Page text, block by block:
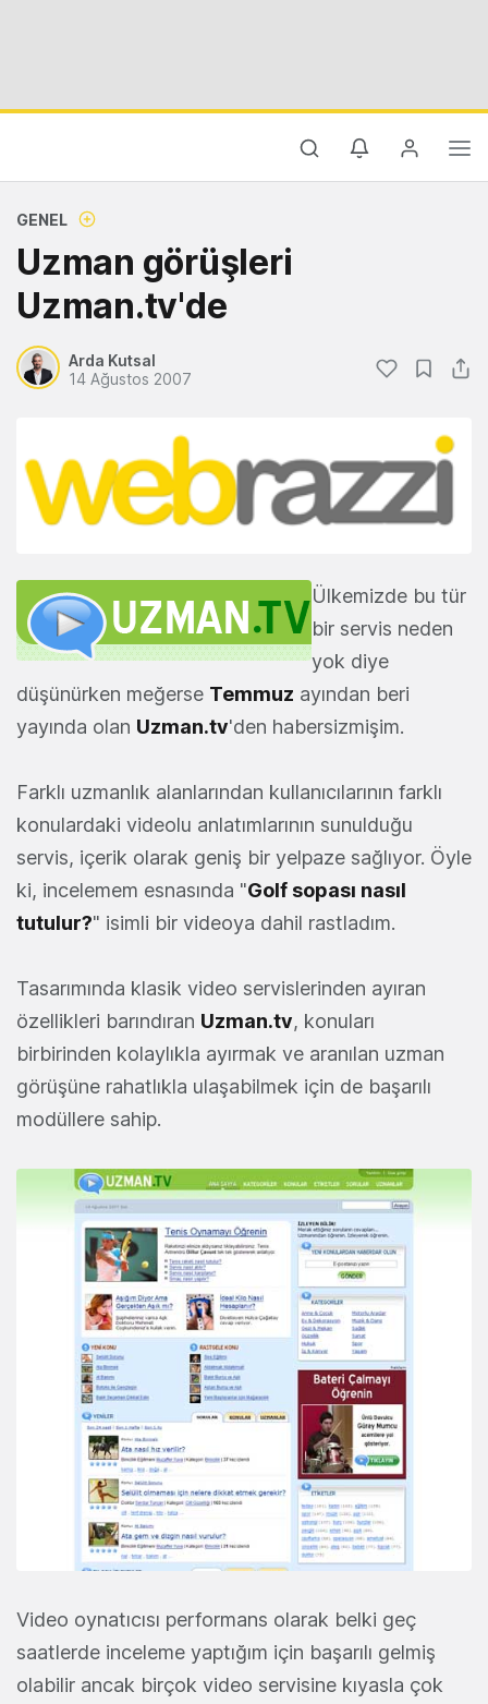
GENEL
Uzman görüşleri
Uzman.tv'de
Arda Kutsal
14 Ağustos 2007
Ülkemizde bu tür
bir servis neden
yok diye
düşünürken meğerse Temmuz ayından beri
yayında olan Uzman.tv'den habersizmişim.
Farklı uzmanlık alanlarından kullanıcılarının farklı
konulardaki videolu anlatımlarının sunulduğu
servis, içerik olarak geniş bir yelpaze sağlıyor. Öyle
ki, incelemem esnasında "Golf sopası nasıl
tutulur?" isimli bir videoya dahil rastladım.
Tasarımında klasik video servislerinden ayıran
özellikleri barındıran Uzman.tv, konuları
birbirinden kolaylıkla ayırmak ve aranılan uzman
görüşüne rahatlıkla ulaşabilmek için de başarılı
modüllere sahip.
Video oynatıcısı performans olarak belki geç
saatlerde inceleme yaptığım için başarılı gelmiş
olabilir ancak birçok video servisine kıyasla çok